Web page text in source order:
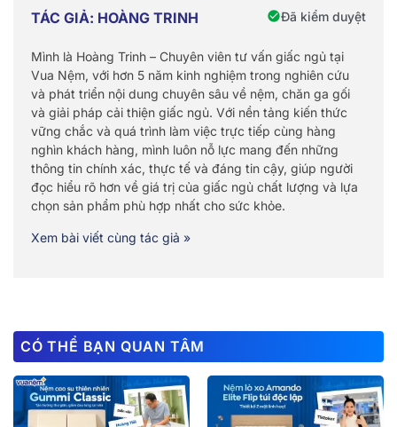
TÁC GIẢ: HOÀNG TRINH Đã kiểm duyệt
Mình là Hoàng Trinh – Chuyên viên tư vấn giấc ngủ tại
Vua Nệm, với hơn 5 năm kinh nghiệm trong nghiên cứu
và phát triển nội dung chuyên sâu về nệm, chăn ga gối
và giải pháp cải thiện giấc ngủ. Với nền tảng kiến thức
vững chắc và quá trình làm việc trực tiếp cùng hàng
nghìn khách hàng, mình luôn nỗ lực mang đến những
thông tin chính xác, thực tế và đáng tin cậy, giúp người
đọc hiểu rõ hơn về giá trị của giấc ngủ chất lượng và lựa
chọn sản phẩm phù hợp nhất cho sức khỏe.
Xem bài viết cùng tác giả »
CÓ THỂ BẠN QUAN TÂM